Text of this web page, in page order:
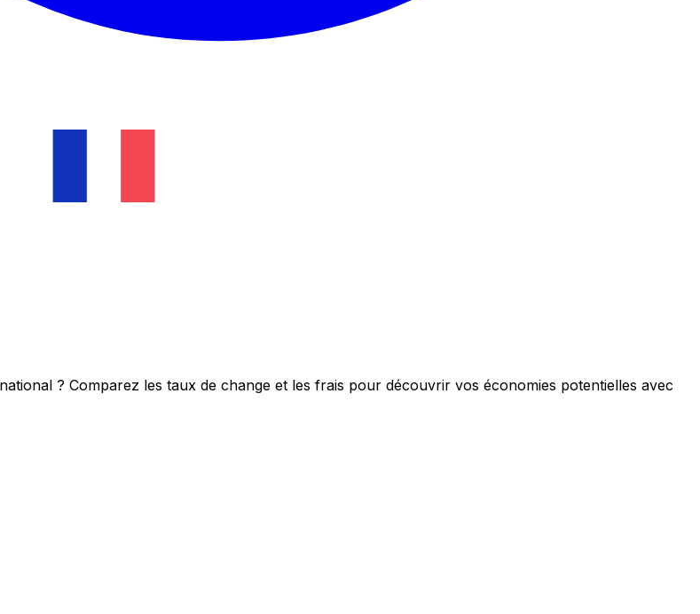
? Comparez les taux de change et les frais pour découvrir vos économies potentielles avec